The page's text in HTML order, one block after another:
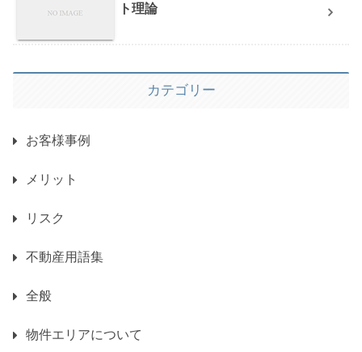
ト理論
カテゴリー
お客様事例
メリット
リスク
不動産用語集
全般
物件エリアについて